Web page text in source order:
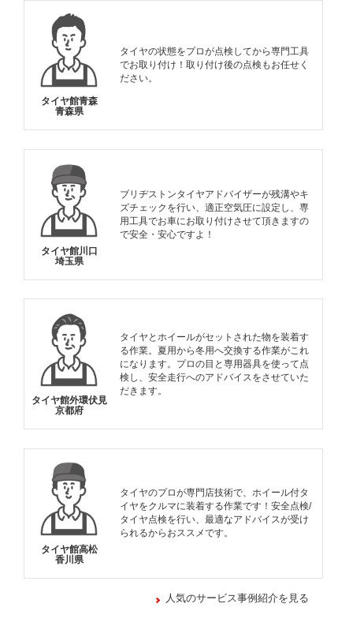
タイヤ館青森
青森県
タイヤの状態をプロが点検してから専門工具
でお取り付け！取り付け後の点検もお任せく
ださい。
タイヤ館川口
埼玉県
ブリヂストンタイヤアドバイザーが残溝やキ
ズチェックを行い、適正空気圧に設定し、専
用工具でお車にお取り付けさせて頂きますの
で安全・安心ですよ！
タイヤ館外環伏見
京都府
タイヤとホイールがセットされた物を装着す
る作業。夏用から冬用へ交換する作業がこれ
になります。プロの目と専用器具を使って点
検し、安全走行へのアドバイスをさせていた
だきます。
タイヤ館高松
香川県
タイヤのプロが専門店技術で、ホイール付タ
イヤをクルマに装着する作業です！安全点検/
タイヤ点検を行い、最適なアドバイスが受け
られるからおススメです。
人気のサービス事例紹介を見る